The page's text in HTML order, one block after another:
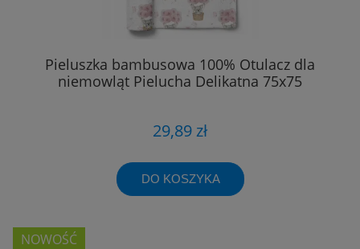
Pieluszka bambusowa 100% Otulacz dla
niemowląt Pielucha Delikatna 75x75
29,89 zł
DO KOSZYKA
NOWOŚĆ